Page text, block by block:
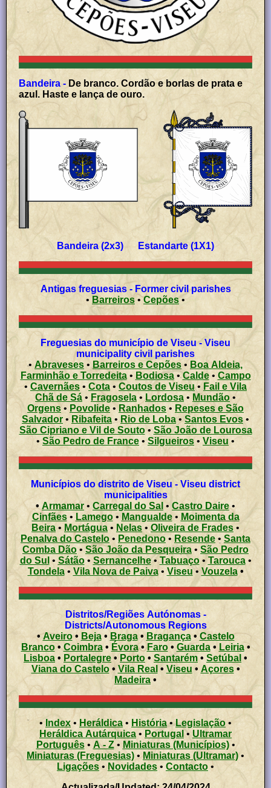
Bandeira - De branco. Cordão e borlas de prata e
azul. Haste e lança de ouro.
Bandeira (2x3) Estandarte (1X1)
Antigas freguesias - Former civil parishes
• Barreiros •Cepões•
Freguesias do município de Viseu - Viseu
municipality civil parishes
• Abraveses •Barreiros e Cepões• Boa Aldeia,
Farminhão e Torredeita• Bodiosa•Calde• Campo
• Cavernães •Cota • Coutos de Viseu• Fail e Vila
Chã de Sá • Fragosela •Lordosa • Mundão •
Orgens• Povolide • Ranhados • Repeses e São
Salvador • Ribafeita • Rio de Loba• Santos Evos•
São Cipriano e Vil de Souto• São João de Lourosa
•São Pedro de France •Silgueiros • Viseu •
Municípios do distrito de Viseu - Viseu district
municipalities
• Armamar • Carregal do Sal • Castro Daire•
Cinfães• Lamego• Mangualde• Moimenta da
Beira • Mortágua • Nelas • Oliveira de Frades •
Penalva do Castelo • Penedono • Resende • Santa
Comba Dão • São João da Pesqueira • São Pedro
do Sul • Sátão• Sernancelhe•Tabuaço• Tarouca•
Tondela•Vila Nova de Paiva• Viseu • Vouzela •
Distritos/Regiões Autónomas -
Districts/Autonomous Regions
•Aveiro• Beja• Braga• Bragança• Castelo
Branco•Coimbra• Évora• Faro• Guarda• Leiria•
Lisboa • Portalegre • Porto • Santarém • Setúbal •
Viana do Castelo•Vila Real • Viseu • Açores •
Madeira •
• Index • Heráldica • História •Legislação •
Heráldica Autárquica • Portugal • Ultramar
Português• A - Z• Miniaturas (Municípios)•
Miniaturas (Freguesias)• Miniaturas (Ultramar)•
Ligações• Novidades • Contacto •